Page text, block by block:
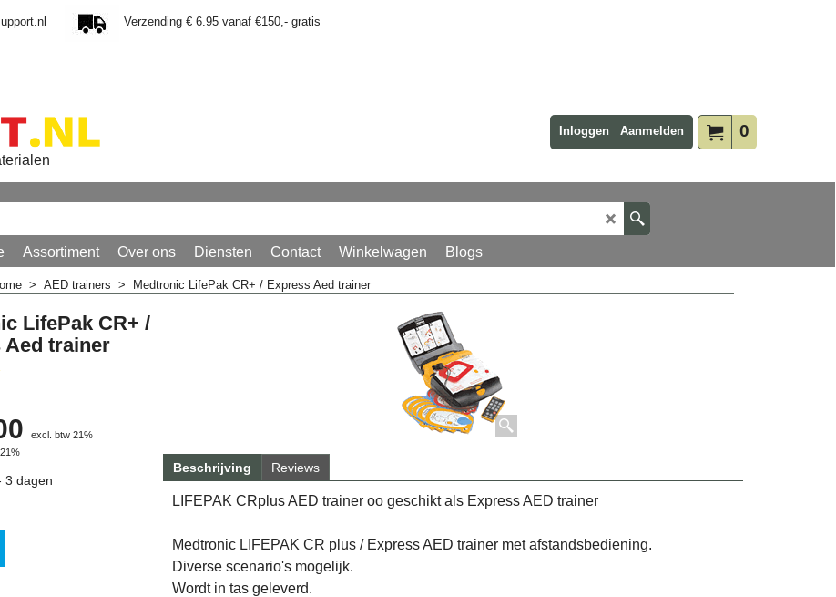
Verzending € 6.95 vanaf €150,- gratis
0
Inloggen Aanmelden
Assortiment Over ons Diensten Contact Winkelwagen Blogs
> AED trainers > Medtronic LifePak CR+ / Express Aed trainer
LifePak CR+ /
Aed trainer
excl. btw 21%
3 dagen
Beschrijving Reviews
LIFEPAK CRplus AED trainer oo geschikt als Express AED trainer
Medtronic LIFEPAK CR plus / Express AED trainer met afstandsbediening.
Diverse scenario's mogelijk.
Wordt in tas geleverd.